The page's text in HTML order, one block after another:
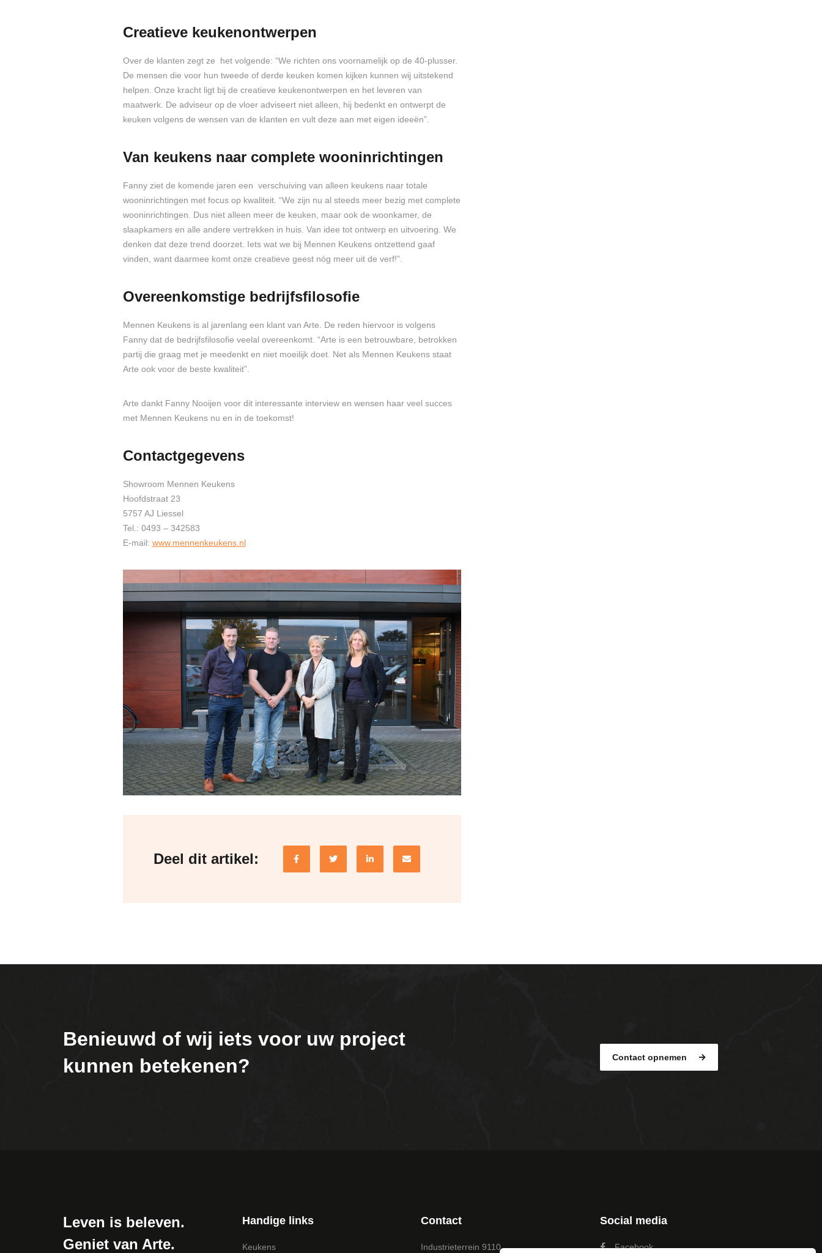
Creatieve keukenontwerpen
Over de klanten zegt ze het volgende: “We richten ons voornamelijk op de 40-plusser.
De mensen die voor hun tweede of derde keuken komen kijken kunnen wij uitstekend
helpen. Onze kracht ligt bij de creatieve keukenontwerpen en het leveren van
maatwerk. De adviseur op de vloer adviseert niet alleen, hij bedenkt en ontwerpt de
keuken volgens de wensen van de klanten en vult deze aan met eigen ideeën”.
Van keukens naar complete wooninrichtingen
Fanny ziet de komende jaren een verschuiving van alleen keukens naar totale
wooninrichtingen met focus op kwaliteit. “We zijn nu al steeds meer bezig met complete
wooninrichtingen. Dus niet alleen meer de keuken, maar ook de woonkamer, de
slaapkamers en alle andere vertrekken in huis. Van idee tot ontwerp en uitvoering. We
denken dat deze trend doorzet. Iets wat we bij Mennen Keukens ontzettend gaaf
vinden, want daarmee komt onze creatieve geest nóg meer uit de verf!”.
Overeenkomstige bedrijfsfilosofie
Mennen Keukens is al jarenlang een klant van Arte. De reden hiervoor is volgens
Fanny dat de bedrijfsfilosofie veelal overeenkomt. “Arte is een betrouwbare, betrokken
partij die graag met je meedenkt en niet moeilijk doet. Net als Mennen Keukens staat
Arte ook voor de beste kwaliteit”.
Arte dankt Fanny Nooijen voor dit interessante interview en wensen haar veel succes
met Mennen Keukens nu en in de toekomst!
Contactgegevens
Showroom Mennen Keukens
Hoofdstraat 23
5757 AJ Liessel
Tel.: 0493 – 342583
E-mail: www.mennenkeukens.nl
Deel dit artikel:
Benieuwd of wij iets voor uw project
kunnen betekenen?
Contact opnemen
Leven is beleven.
Geniet van Arte.
Handige links
Keukens
Contact
Industrieterrein 9110
Social media
Facebook